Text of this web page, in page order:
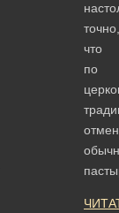
точно,
что
по